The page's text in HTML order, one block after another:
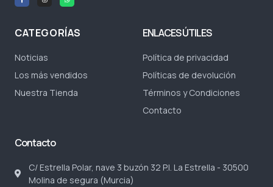
CATEGORÍAS
Noticias
Los más vendidos
Nuestra Tienda
ENLACES ÚTILES
Política de privacidad
Políticas de devolución
Términos y Condiciones
Contacto
Contacto
C/ Estrella Polar, nave 3 buzón 32 P.I. La Estrella - 30500
Molina de segura (Murcia)